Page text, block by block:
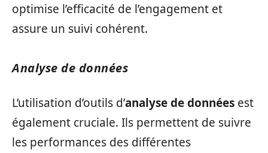
optimise l’efficacité de l’engagement et
assure un suivi cohérent.
Analyse de données
L’utilisation d’outils d’analyse de données est
également cruciale. Ils permettent de suivre
les performances des différentes